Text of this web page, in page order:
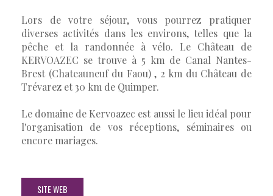
Lors de votre séjour, vous pourrez pratiquer
diverses activités dans les environs, telles que la
pêche et la randonnée à vélo. Le Château de
KERVOAZEC se trouve à 5 km de Canal Nantes-
Brest (Chateauneuf du Faou) , 2 km du Château de
Trévarez et 30 km de Quimper.
Le domaine de Kervoazec est aussi le lieu idéal pour
l'organisation de vos réceptions, séminaires ou
encore mariages.
SITE WEB